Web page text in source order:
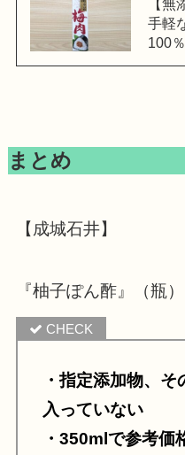
【
手軽
100％
まとめ
【成城石井】
『柚子ぽん酢』（瓶）
・指定添加物、
入っていない
・350mlで参考価